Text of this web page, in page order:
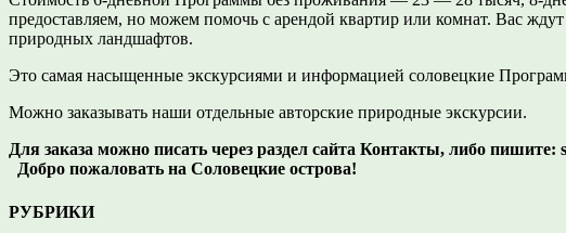
предоставляем, но можем помочь с арендой квартир или комнат. Вас
природных ландшафтов.
Это самая насыщенные экскурсиями и информацией соловецкие
Можно заказывать наши отдельные авторские природные экскурсии.
Для заказа можно писать через раздел сайта Контакты, либо пишите:
Добро пожаловать на Соловецкие острова!
РУБРИКИ